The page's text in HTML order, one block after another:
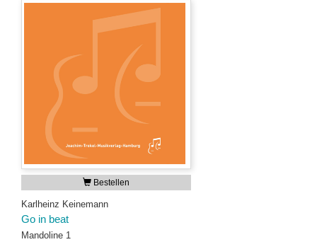
Bestellen
Karlheinz Keinemann
Go in beat
Mandoline 1